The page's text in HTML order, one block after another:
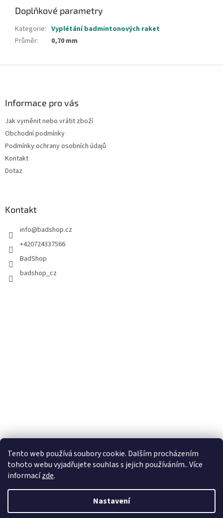
Tento web používá soubory cookie. Dalším procházením
tohoto webu vyjadřujete souhlas s jejich používáním.. Více
informacízde.
Nastavení
Doplňkové parametry
Kategorie: Vyplétání badmintonových raket
Průměr: 0,70 mm
Informace pro vás
Jak vyměnit nebo vrátit zboží
Obchodní podmínky
Podmínky ochrany osobních údajů
Kontakt
Dotaz
Kontakt
info@badshop.cz
+420724337566
BadShop
badshop_cz